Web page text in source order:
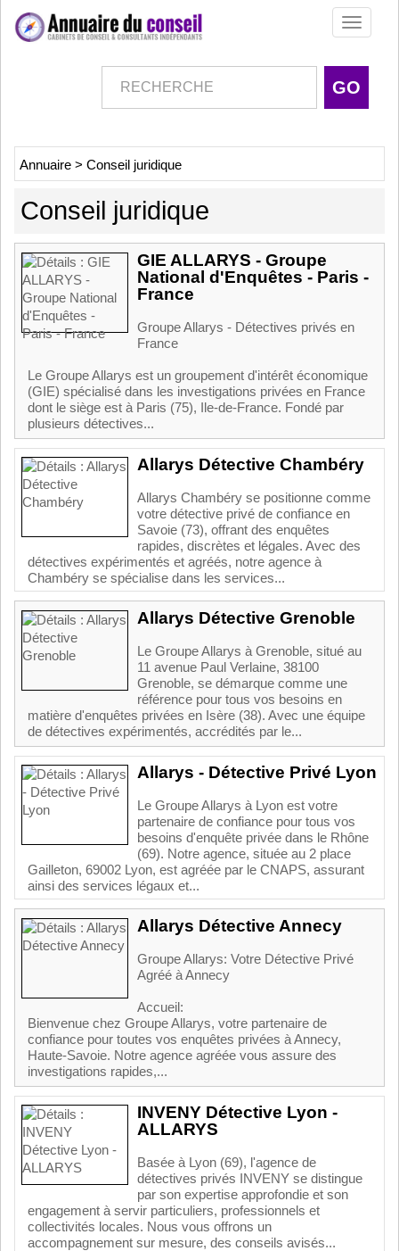
Toggle
Annuaire > Conseil juridique
Conseil juridique
GIE ALLARYS - Groupe
National d'Enquêtes - Paris -
France
Groupe Allarys - Détectives privés en
France
Le Groupe Allarys est un groupement d'intérêt économique
(GIE) spécialisé dans les investigations privées en France
dont le siège est à Paris (75), Ile-de-France. Fondé par
plusieurs détectives...
Allarys Détective Chambéry
Allarys Chambéry se positionne comme
votre détective privé de confiance en
Savoie (73), offrant des enquêtes
rapides, discrètes et légales. Avec des
détectives expérimentés et agréés, notre agence à
Chambéry se spécialise dans les services...
Allarys Détective Grenoble
Le Groupe Allarys à Grenoble, situé au
11 avenue Paul Verlaine, 38100
Grenoble, se démarque comme une
référence pour tous vos besoins en
matière d'enquêtes privées en Isère (38). Avec une équipe
de détectives expérimentés, accrédités par le...
Allarys - Détective Privé Lyon
Le Groupe Allarys à Lyon est votre
partenaire de confiance pour tous vos
besoins d'enquête privée dans le Rhône
(69). Notre agence, située au 2 place
Gailleton, 69002 Lyon, est agréée par le CNAPS, assurant
ainsi des services légaux et...
Allarys Détective Annecy
Groupe Allarys: Votre Détective Privé
Agréé à Annecy
Accueil:
Bienvenue chez Groupe Allarys, votre partenaire de
confiance pour toutes vos enquêtes privées à Annecy,
Haute-Savoie. Notre agence agréée vous assure des
investigations rapides,...
INVENY Détective Lyon -
ALLARYS
Basée à Lyon (69), l'agence de
détectives privés INVENY se distingue
par son expertise approfondie et son
engagement à servir particuliers, professionnels et
collectivités locales. Nous vous offrons un
accompagnement sur mesure, des conseils avisés...